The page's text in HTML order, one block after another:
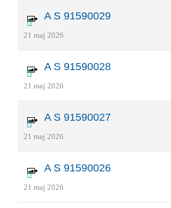
A S 91590029
21 maj 2026
A S 91590028
21 maj 2026
A S 91590027
21 maj 2026
A S 91590026
21 maj 2026